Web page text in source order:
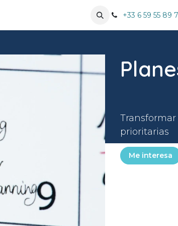
Nuestros clientes+33 6 59 55 89
prioritarias
Me interesa